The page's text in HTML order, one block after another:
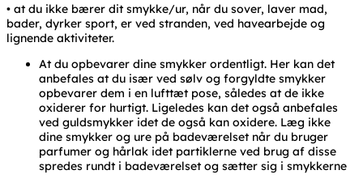
• at du ikke bærer dit smykke/ur, når du sover, laver mad,
bader, dyrker sport, er ved stranden, ved havearbejde og
lignende aktiviteter.
At du opbevarer dine smykker ordentligt. Her kan det
anbefales at du især ved sølv og forgyldte smykker
opbevarer dem i en lufttæt pose, således at de ikke
oxiderer for hurtigt. Ligeledes kan det også anbefales
ved guldsmykker idet de også kan oxidere. Læg ikke
dine smykker og ure på badeværelset når du bruger
parfumer og hårlak idet partiklerne ved brug af disse
spredes rundt i badeværelset og sætter sig i smykkerne